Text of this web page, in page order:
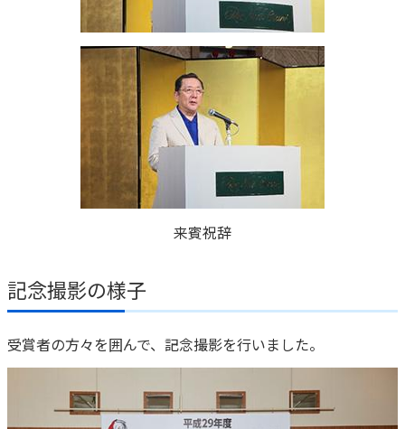
来賓祝辞
記念撮影の様子
受賞者の方々を囲んで、記念撮影を行いました。